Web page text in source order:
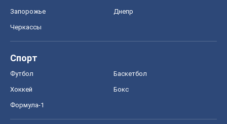
Запорожье Днепр
Черкассы
Спорт
Футбол Баскетбол
Хоккей Бокс
Формула-1